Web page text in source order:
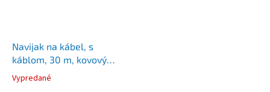
Navijak na kábel, s
káblom, 30 m, kovový
podstavec, HOME
Vypredané